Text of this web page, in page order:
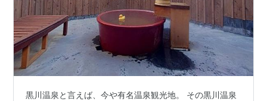
黒川温泉と言えば、今や有名温泉観光地。 その黒川温泉